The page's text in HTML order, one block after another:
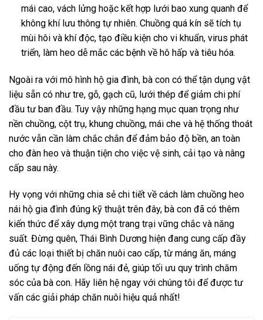
mái cao, vách lửng hoặc kết hợp lưới bao xung quanh để
không khí lưu thông tự nhiên. Chuồng quá kín sẽ tích tụ
mùi hôi và khí độc, tạo điều kiện cho vi khuẩn, virus phát
triển, làm heo dễ mắc các bệnh về hô hấp và tiêu hóa.
Ngoài ra với mô hình hộ gia đình, bà con có thể tận dụng vật
liệu sẵn có như tre, gỗ, gạch cũ, lưới thép để giảm chi phí
đầu tư ban đầu. Tuy vậy những hạng mục quan trọng như
nền chuồng, cột trụ, khung chuồng, mái che và hệ thống thoát
nước vẫn cần làm chắc chắn để đảm bảo độ bền, an toàn
cho đàn heo và thuận tiện cho việc vệ sinh, cải tạo và nâng
cấp sau này.
Hy vọng với những chia sẻ chi tiết về cách làm chuồng heo
nái hộ gia đình đúng kỹ thuật trên đây, bà con đã có thêm
kiến thức để xây dựng một trang trại vững chắc và năng
suất. Đừng quên, Thái Bình Dương hiện đang cung cấp đầy
đủ các loại thiết bị chăn nuôi cao cấp, từ máng ăn, máng
uống tự động đến lồng nái đẻ, giúp tối ưu quy trình chăm
sóc của bà con. Hãy liên hệ ngay với chúng tôi để được tư
vấn các giải pháp chăn nuôi hiệu quả nhất!